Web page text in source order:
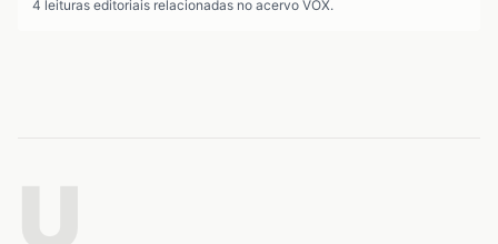
4 leituras editoriais relacionadas no acervo VOX.